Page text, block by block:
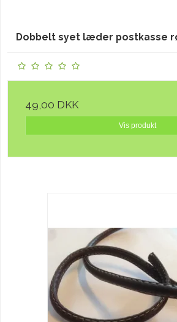
Dobbelt syet læder postkasse
49,00 DKK
Vis produkt